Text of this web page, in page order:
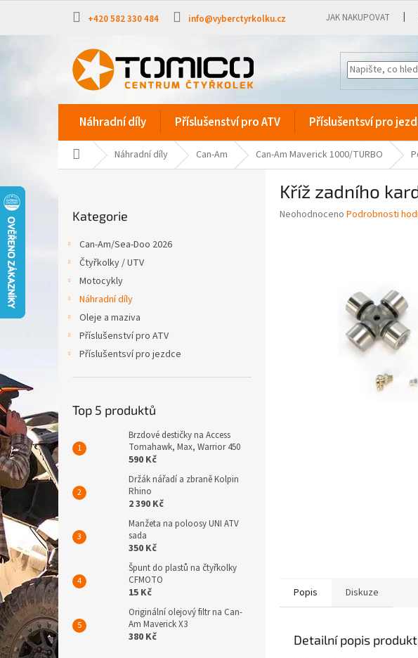
obsah
+420 582 330 484 info@vyberctyrkolku.cz JAK NAKUPOVAT
Náhradní díly Příslušenství pro ATV Příslušentsví pro
Domů Náhradní díly Can-Am Can-Am Maverick 1000/TURBO
kategorie
Kategorie
Can-Am/Sea-Doo 2026
Čtyřkolky / UTV
Motocykly
Náhradní díly
Oleje a maziva
Příslušenství pro ATV
Příslušentsví pro jezdce
Top 5 produktů
Brzdové destičky na Access
Tomahawk, Max, Warrior 450
590 Kč
Držák nářadí a zbraně Kolpin
Rhino
2 390 Kč
Manžeta na poloosy UNI ATV
sada
350 Kč
Špunt do plastů na čtyřkolky
CFMOTO
15 Kč
Originální olejový filtr na Can-
Am Maverick X3
380 Kč
Kříž zadního
Průměrné
Neohodnoceno Podrobnosti
Popis Diskuze
Detailní popis